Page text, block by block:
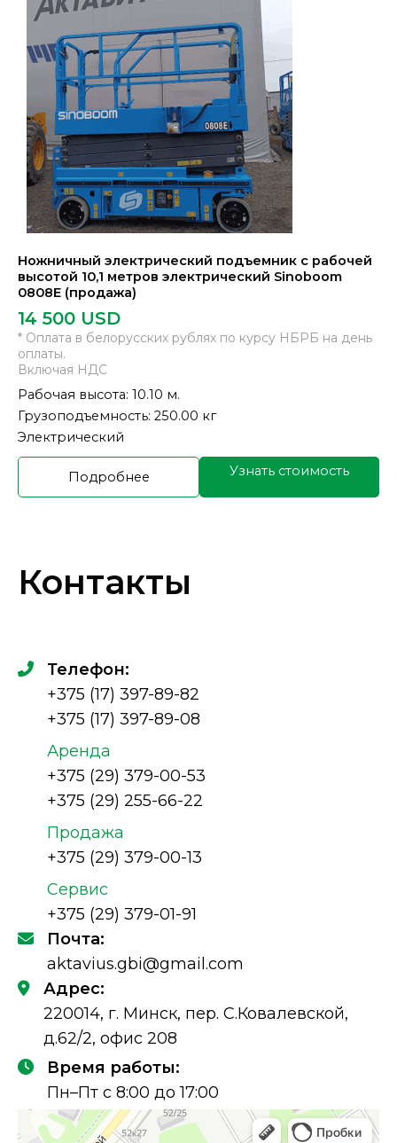
Ножничный электрический подъемник с рабочей
высотой 10,1 метров электрический Sinoboom
0808E (продажа)
14 500 USD
* Оплата в белорусских рублях по курсу НБРБ на день
оплаты.
Включая НДС
Рабочая высота: 10.10 м.
Грузоподъемность: 250.00 кг
Электрический
Подробнее Узнать стоимость
Контакты
Телефон:
+375 (17) 397-89-82
+375 (17) 397-89-08
Аренда
+375 (29) 379-00-53
+375 (29) 255-66-22
Продажа
+375 (29) 379-00-13
Сервис
+375 (29) 379-01-91
Почта:
aktavius.gbi@gmail.com
Адрес:
220014, г. Минск, пер. С.Ковалевской,
д.62/2, офис 208
Время работы:
Пн–Пт с 8:00 до 17:00